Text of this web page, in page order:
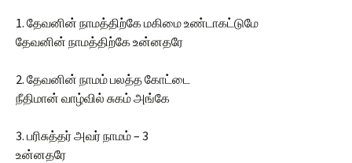
1. தேவனின் நாமத்திற்கே மகிமை உண்டாகட்டுமே
தேவனின் நாமத்திற்கே உன்னதரே
2. தேவனின் நாமம் பலத்த கோட்டை
நீதிமான் வாழ்வில் சுகம் அங்கே
3. பரிசுத்தர் அவர் நாமம் – 3
உன்னதரே